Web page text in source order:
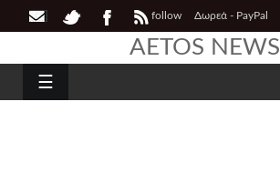
follow Δωρεά - PayPal
AETOS NEWS
☰